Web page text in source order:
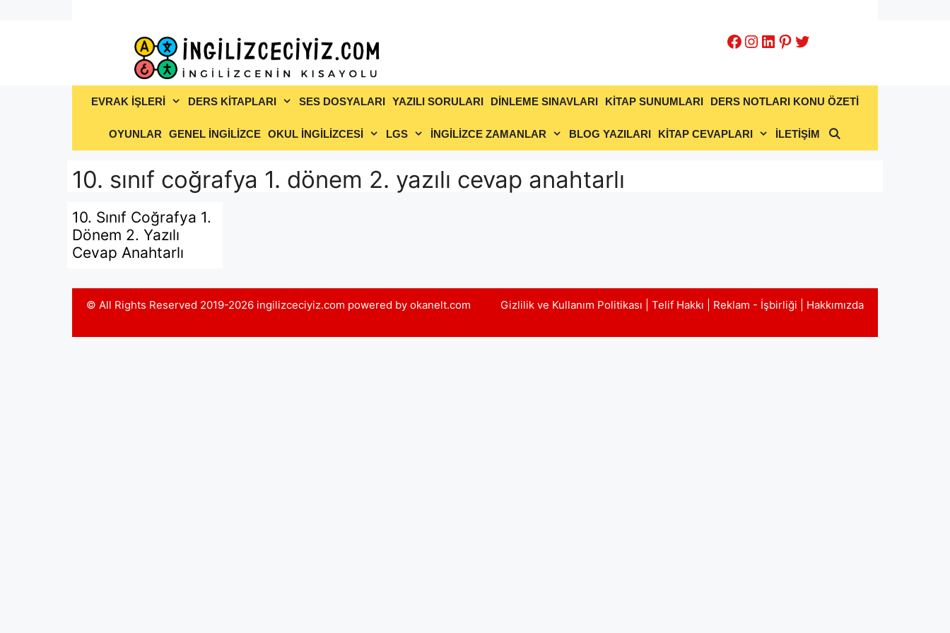
Facebook
Instagram
LinkedIn
Pinterest
Twitter
EVRAK İŞLERİ DERS KİTAPLARI SES DOSYALARI YAZILI SORULARI DİNLEME SINAVLARI KİTAP SUNUMLARI DERS NOTLARI KONU ÖZETİ
OYUNLAR GENEL İNGİLİZCE OKUL İNGİLİZCESİ LGS İNGİLİZCE ZAMANLAR BLOG YAZILARI KİTAP CEVAPLARI İLETİŞİM
10. sınıf coğrafya 1. dönem 2. yazılı cevap anahtarlı
10. Sınıf Coğrafya 1.
Dönem 2. Yazılı
Cevap Anahtarlı
Gizlilik ve Kullanım Politikası Telif Hakkı Reklam - İşbirliği Hakkımızda
© All Rights Reserved 2019-2026 ingilizceciyiz.com powered by okanelt.com